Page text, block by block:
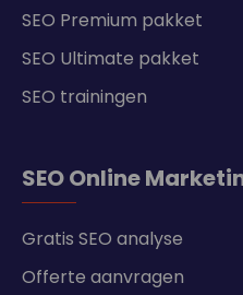
SEO Premium pakket
SEO Ultimate pakket
SEO trainingen
SEO Online
Gratis SEO analyse
Offerte aanvragen